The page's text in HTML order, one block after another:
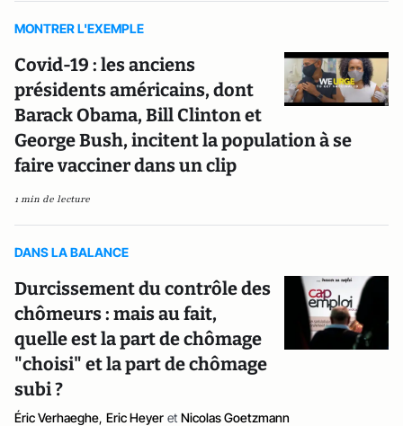
MONTRER L'EXEMPLE
Covid-19 : les anciens
présidents américains, dont
Barack Obama, Bill Clinton et
George Bush, incitent la population à se
faire vacciner dans un clip
1 min de lecture
DANS LA BALANCE
Durcissement du contrôle des
chômeurs : mais au fait,
quelle est la part de chômage
"choisi" et la part de chômage
subi ?
Éric Verhaeghe, Eric Heyer et Nicolas Goetzmann